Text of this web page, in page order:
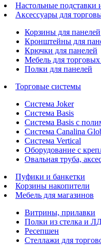
Настольные подставки
Аксессуары для
Корзины для панелей
Кронштейны для
Крючки для панелей
Мебель для
Полки для панелей
Торговые системы
Система Joker
Система Basis
Система Basis с
Система Canalina
Система Vertical
Оборудование с
Овальная труба,
Пуфики и банкетки
Корзины накопители
Мебель для магазинов
Витрины, прилавки
Полки из стелка и
Ресепшен
Стеллажи для